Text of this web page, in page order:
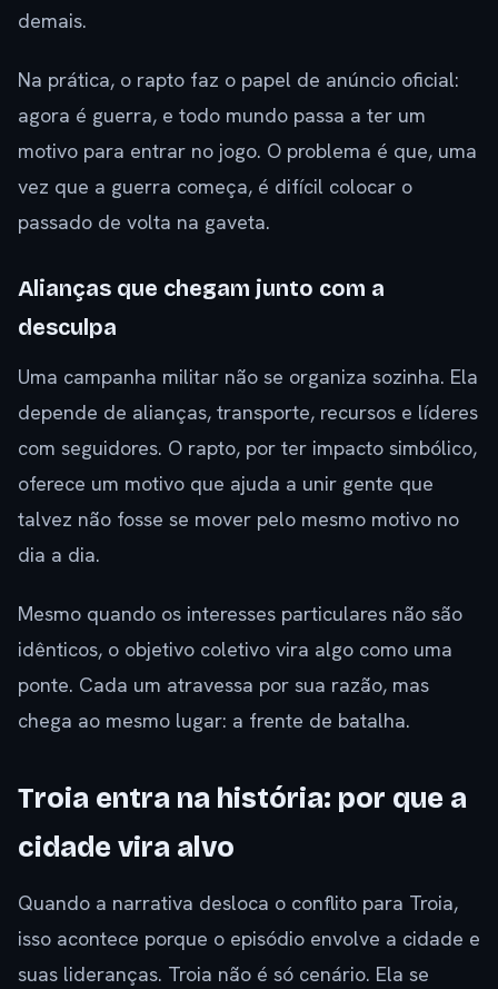
demais.
Na prática, o rapto faz o papel de anúncio oficial:
agora é guerra, e todo mundo passa a ter um
motivo para entrar no jogo. O problema é que, uma
vez que a guerra começa, é difícil colocar o
passado de volta na gaveta.
Alianças que chegam junto com a
desculpa
Uma campanha militar não se organiza sozinha. Ela
depende de alianças, transporte, recursos e líderes
com seguidores. O rapto, por ter impacto simbólico,
oferece um motivo que ajuda a unir gente que
talvez não fosse se mover pelo mesmo motivo no
dia a dia.
Mesmo quando os interesses particulares não são
idênticos, o objetivo coletivo vira algo como uma
ponte. Cada um atravessa por sua razão, mas
chega ao mesmo lugar: a frente de batalha.
Troia entra na história: por que a
cidade vira alvo
Quando a narrativa desloca o conflito para Troia,
isso acontece porque o episódio envolve a cidade e
suas lideranças. Troia não é só cenário. Ela se